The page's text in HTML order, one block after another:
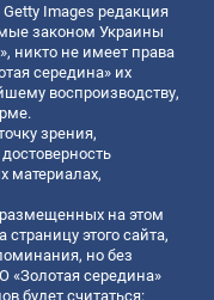
Images редакция
законом Украины
никто не имеет права
середина» их
воспроизводству,
зрения,
материалах,
на этом
этого сайта,
но без
середина»
будет считаться: